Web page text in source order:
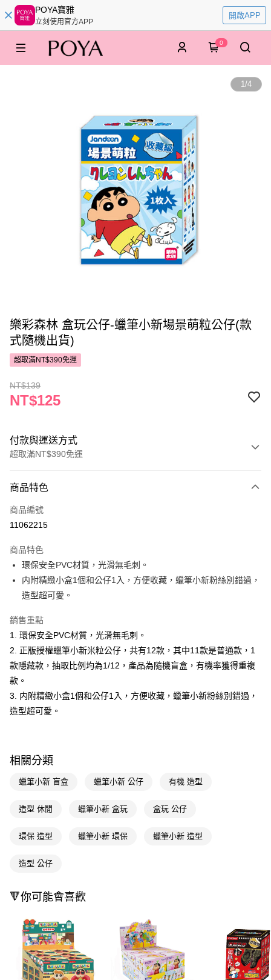
POYA寶雅
立刻使用官方APP
開啟APP
0
1/4
樂彩森林 盒玩公仔-蠟筆小新場景萌粒公仔(款
式隨機出貨)
超取滿NT$390免運
NT$139
NT$125
付款與運送方式
超取滿NT$390免運
POYA支付
信用卡一次付款
LINE Pay
Apple Pay
悠遊付
Google Pay
【關於「AFTEE先享後付」】
AFTEE先享後付是「在收到商品之後才付款」的支付方式。 讓您購物簡單
３．安心：先確認商品／服務後，再付款。
【「AFTEE先享後付」結帳流程】
２．訂單成立數日內，您將收到繳費通知簡訊。
ATM／網路銀行／等多元方式進行付款，方視為交易完成。
後付繳納相關費用。
客戶支援中心」https://netprotections.freshdesk.com/support/home
【注意事項】
１．透過由恩沛科技股份有限公司提供之「AFTEE先享後付」服務完成之交
易，需依本服務之必要範圍內提供個人資料，並將交易相關給付款項請求債
權轉讓予恩沛科技股份有限公司。
２．關於個人資料處理事宜，請瀏覽以下網址：
https://aftee.tw/terms/#terms3
即享券
全家取貨付款
每筆NT$65，滿NT$390(含以上)免運費
萊爾富取貨付款
每筆NT$65，滿NT$490(含以上)免運費
每筆NT$65，滿NT$490(含以上)免運費
付款後7-11取貨
每筆NT$65，滿NT$490(含以上)免運費
商品特色
商品編號
11062215
商品特色
環保安全PVC材質，光滑無毛刺。
内附精緻小盒1個和公仔1入，方便收藏，蠟筆小新粉絲別錯過，
造型超可愛。
銷售重點
1. 環保安全PVC材質，光滑無毛刺。
2. 正版授權蠟筆小新米粒公仔，共有12款，其中11款是普通款，1
款隱藏款，抽取比例均為1/12，產品為隨機盲盒，有機率獲得重複
款。
3. 内附精緻小盒1個和公仔1入，方便收藏，蠟筆小新粉絲別錯過，
造型超可愛。
相關分類
蠟筆小新 盲盒 蠟筆小新 公仔 有機 造型
造型 休閒 蠟筆小新 盒玩 盒玩 公仔
環保 造型 蠟筆小新 環保 蠟筆小新 造型
造型 公仔
🔻你可能會喜歡